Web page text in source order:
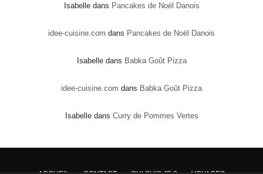
Isabelledans Pancakes de Noël Danois
idee-cuisine.com dans Pancakes de Noël Danois
Isabelledans Babka Goût Pizza
idee-cuisine.com dans Babka Goût Pizza
Isabelledans Curry de Pommes Vertes